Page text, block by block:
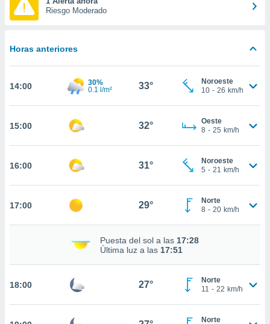
permite
seguir
coste.
botón
a la
todas
nos
y análisis
y
en
Riesgo Moderado
Horas anteriores
14:00
30%
0.1 l/m²
33°
Noroeste
10 - 26 km/h
15:00 32°
Oeste
8 - 25 km/h
16:00 31°
Noroeste
5 - 21 km/h
17:00 29°
Norte
8 - 20 km/h
Puesta del sol a las 17:28
Última luz a las 17:51
18:00 27°
Norte
11 - 22 km/h
Norte